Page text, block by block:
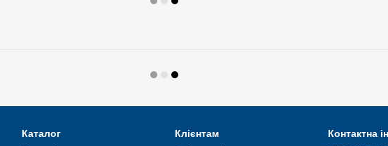
Каталог Клієнтам Контактна